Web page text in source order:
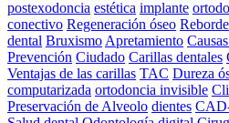
postexodoncia estética implante
conectivo Regeneración óseo
dental BruxismoApretamiento
Prevención Ciudado Carillas dentales
Ventajas de las carillas TAC Dureza
computarizada ortodoncia invisible
Preservación de Alveolo dientes